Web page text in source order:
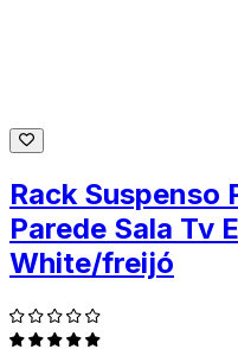
Rack Suspenso
Parede Sala Tv
White/freijó